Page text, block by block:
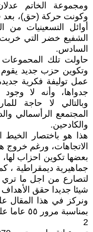
ومجموعة الخاتم
وكونت حركة (حق)، بعد
أوائل التسعينيات
الشفيع خضر التي
السادس.
حاولت تلك
وتكوين حزب جديد يقوم
عمل توليفة فكرية
جدواها، وأنه لا
وبالتالي لا حاجة
المجتمعع الرأسمالي
والكادحين.
هذا هو باختصار
الاتجاهات، ورغم
بعضها تكوين احزاب
جماهيرية ديمقراطية ،
لتصارع من اجل ما تري
شيئا جديدا حقق
بمناسبة مرور ٥٥ عاما عليه.
2